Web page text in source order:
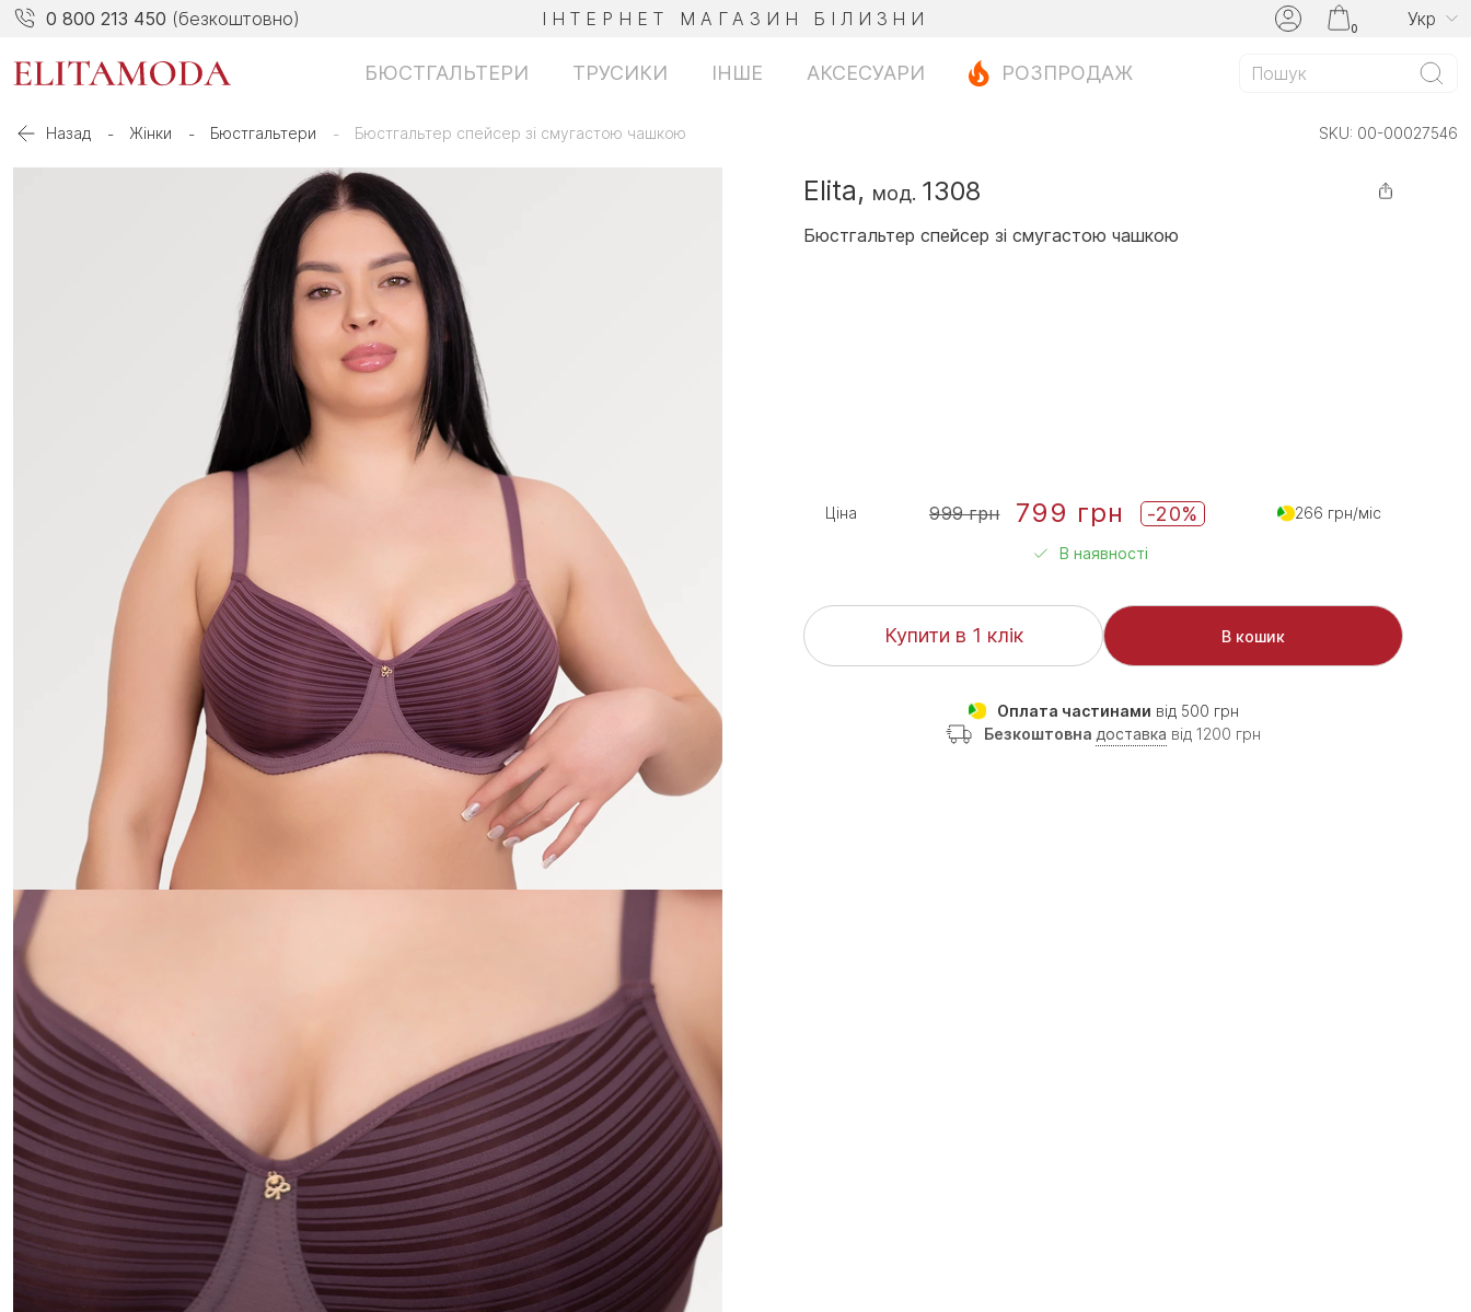
0 800 213 450 (безкоштовно) ІНТЕРНЕТ МАГАЗИН БІЛИЗНИ 0 Укр
БЮСТГАЛЬТЕРИ ТРУСИКИ ІНШЕ АКСЕСУАРИ РОЗПРОДАЖ
Назад Жінки Бюстгальтери Бюстгальтер спейсер зі смугастою чашкою SKU: 00-00027546
Elita, мод. 1308
Бюстгальтер спейсер зі смугастою чашкою
Ціна 999 грн 799 грн -20% 266 грн/міс
В наявності
Купити в 1 клік В кошик
Оплата частинами від 500 грн
Безкоштовна доставка від 1200 грн